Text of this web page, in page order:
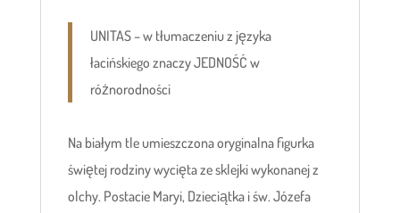
UNITAS – w tłumaczeniu z języka
łacińskiego znaczy JEDNOŚĆ w
różnorodności
Na białym tle umieszczona oryginalna figurka
świętej rodziny wycięta ze sklejki wykonanej z
olchy. Postacie Maryi, Dzieciątka i św. Józefa